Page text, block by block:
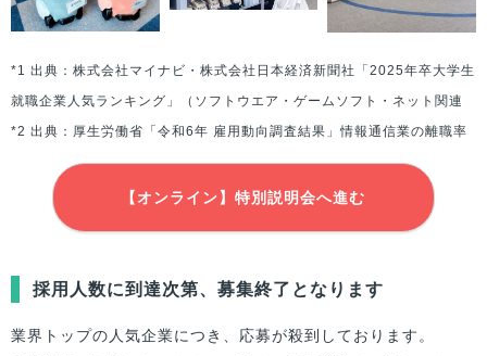
*1 出典：株式会社マイナビ・株式会社日本経済新聞社「2025年卒大学生
就職企業人気ランキング」（ソフトウエア・ゲームソフト・ネット関連
*2 出典：厚生労働省「令和6年 雇用動向調査結果」情報通信業の離職率
【オンライン】特別説明会へ進む
採用人数に到達次第、募集終了となります
業界トップの人気企業につき、応募が殺到しております。